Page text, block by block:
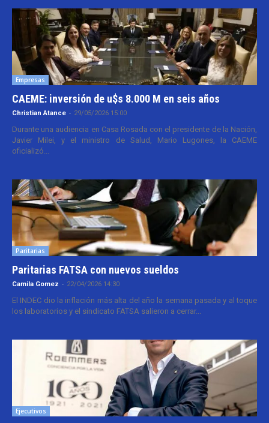
Empresas
CAEME: inversión de u$s 8.000 M en seis años
Christian Atance - 29/05/2026 15:00
Durante una audiencia en Casa Rosada con el presidente de la Nación,
Javier Milei, y el ministro de Salud, Mario Lugones, la CAEME
oficializó...
Paritarias
Paritarias FATSA con nuevos sueldos
Camila Gomez - 22/04/2026 14:30
El INDEC dio la inflación más alta del año la semana pasada y al toque
los laboratorios y el sindicato FATSA salieron a cerrar...
Ejecutivos